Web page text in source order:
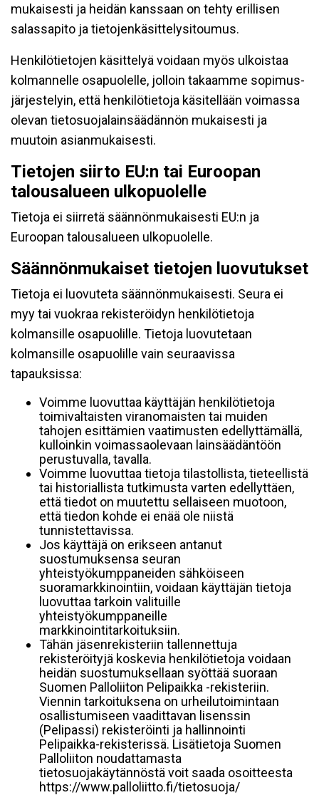
mukaisesti ja heidän kanssaan on tehty erillisen
salassapito ja tietojenkäsittelysitoumus.
Henkilötietojen käsittelyä voidaan myös ulkoistaa
kolmannelle osapuolelle, jolloin takaamme sopimus-
järjestelyin, että henkilötietoja käsitellään voimassa
olevan tietosuojalainsäädännön mukaisesti ja
muutoin asianmukaisesti.
Tietojen siirto EU:n tai Euroopan
talousalueen ulkopuolelle
Tietoja ei siirretä säännönmukaisesti EU:n ja
Euroopan talousalueen ulkopuolelle.
Säännönmukaiset tietojen luovutukset
Tietoja ei luovuteta säännönmukaisesti. Seura ei
myy tai vuokraa rekisteröidyn henkilötietoja
kolmansille osapuolille. Tietoja luovutetaan
kolmansille osapuolille vain seuraavissa
tapauksissa:
Voimme luovuttaa käyttäjän henkilötietoja
toimivaltaisten viranomaisten tai muiden
tahojen esittämien vaatimusten edellyttämällä,
kulloinkin voimassaolevaan lainsäädäntöön
perustuvalla, tavalla.
Voimme luovuttaa tietoja tilastollista, tieteellistä
tai historiallista tutkimusta varten edellyttäen,
että tiedot on muutettu sellaiseen muotoon,
että tiedon kohde ei enää ole niistä
tunnistettavissa.
Jos käyttäjä on erikseen antanut
suostumuksensa seuran
yhteistyökumppaneiden sähköiseen
suoramarkkinointiin, voidaan käyttäjän tietoja
luovuttaa tarkoin valituille
yhteistyökumppaneille
markkinointitarkoituksiin.
Tähän jäsenrekisteriin tallennettuja
rekisteröityjä koskevia henkilötietoja voidaan
heidän suostumuksellaan syöttää suoraan
Suomen Palloliiton Pelipaikka -rekisteriin.
Viennin tarkoituksena on urheilutoimintaan
osallistumiseen vaadittavan lisenssin
(Pelipassi) rekisteröinti ja hallinnointi
Pelipaikka-rekisterissä. Lisätietoja Suomen
Palloliiton noudattamasta
tietosuojakäytännöstä voit saada osoitteesta
https://www.palloliitto.fi/tietosuoja/